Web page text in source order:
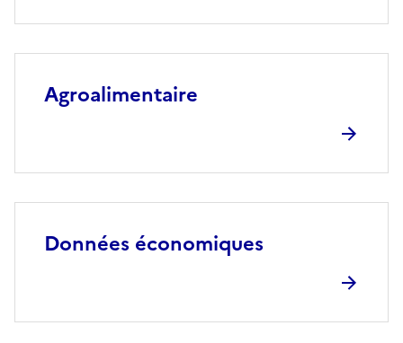
Agroalimentaire
Données économiques